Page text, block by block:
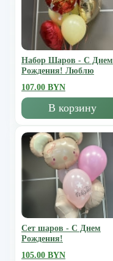
Набор Шаров - С Днем
Рождения! Люблю
107.00 BYN
В корзину
Сет шаров - С Днем
Рождения!
105.00 BYN